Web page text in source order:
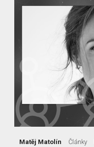
Matěj Matolín Články